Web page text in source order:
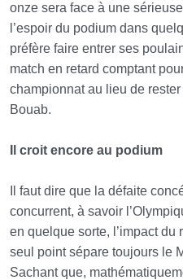
onze sera face à une
l’espoir du podium dans
préfère faire entrer ses
match en retard comptant
championnat au lieu de
Bouab.
Il croit encore au podium
Il faut dire que la défaite
concurrent, à savoir
en quelque sorte, l’impact du
seul point sépare toujours le
Sachant que,